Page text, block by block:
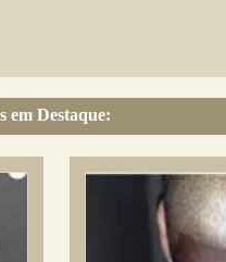
em Destaque: